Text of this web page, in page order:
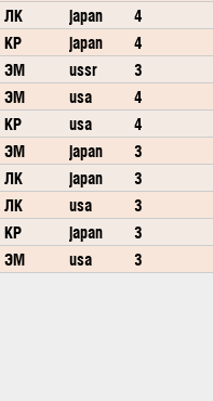
ЛК
japan 4
КР
japan 4
ЭМ
ussr 3
ЭМ
usa 4
КР
usa 4
ЭМ
japan 3
ЛК
japan 3
ЛК
usa 3
КР
japan 3
ЭМ
usa 3